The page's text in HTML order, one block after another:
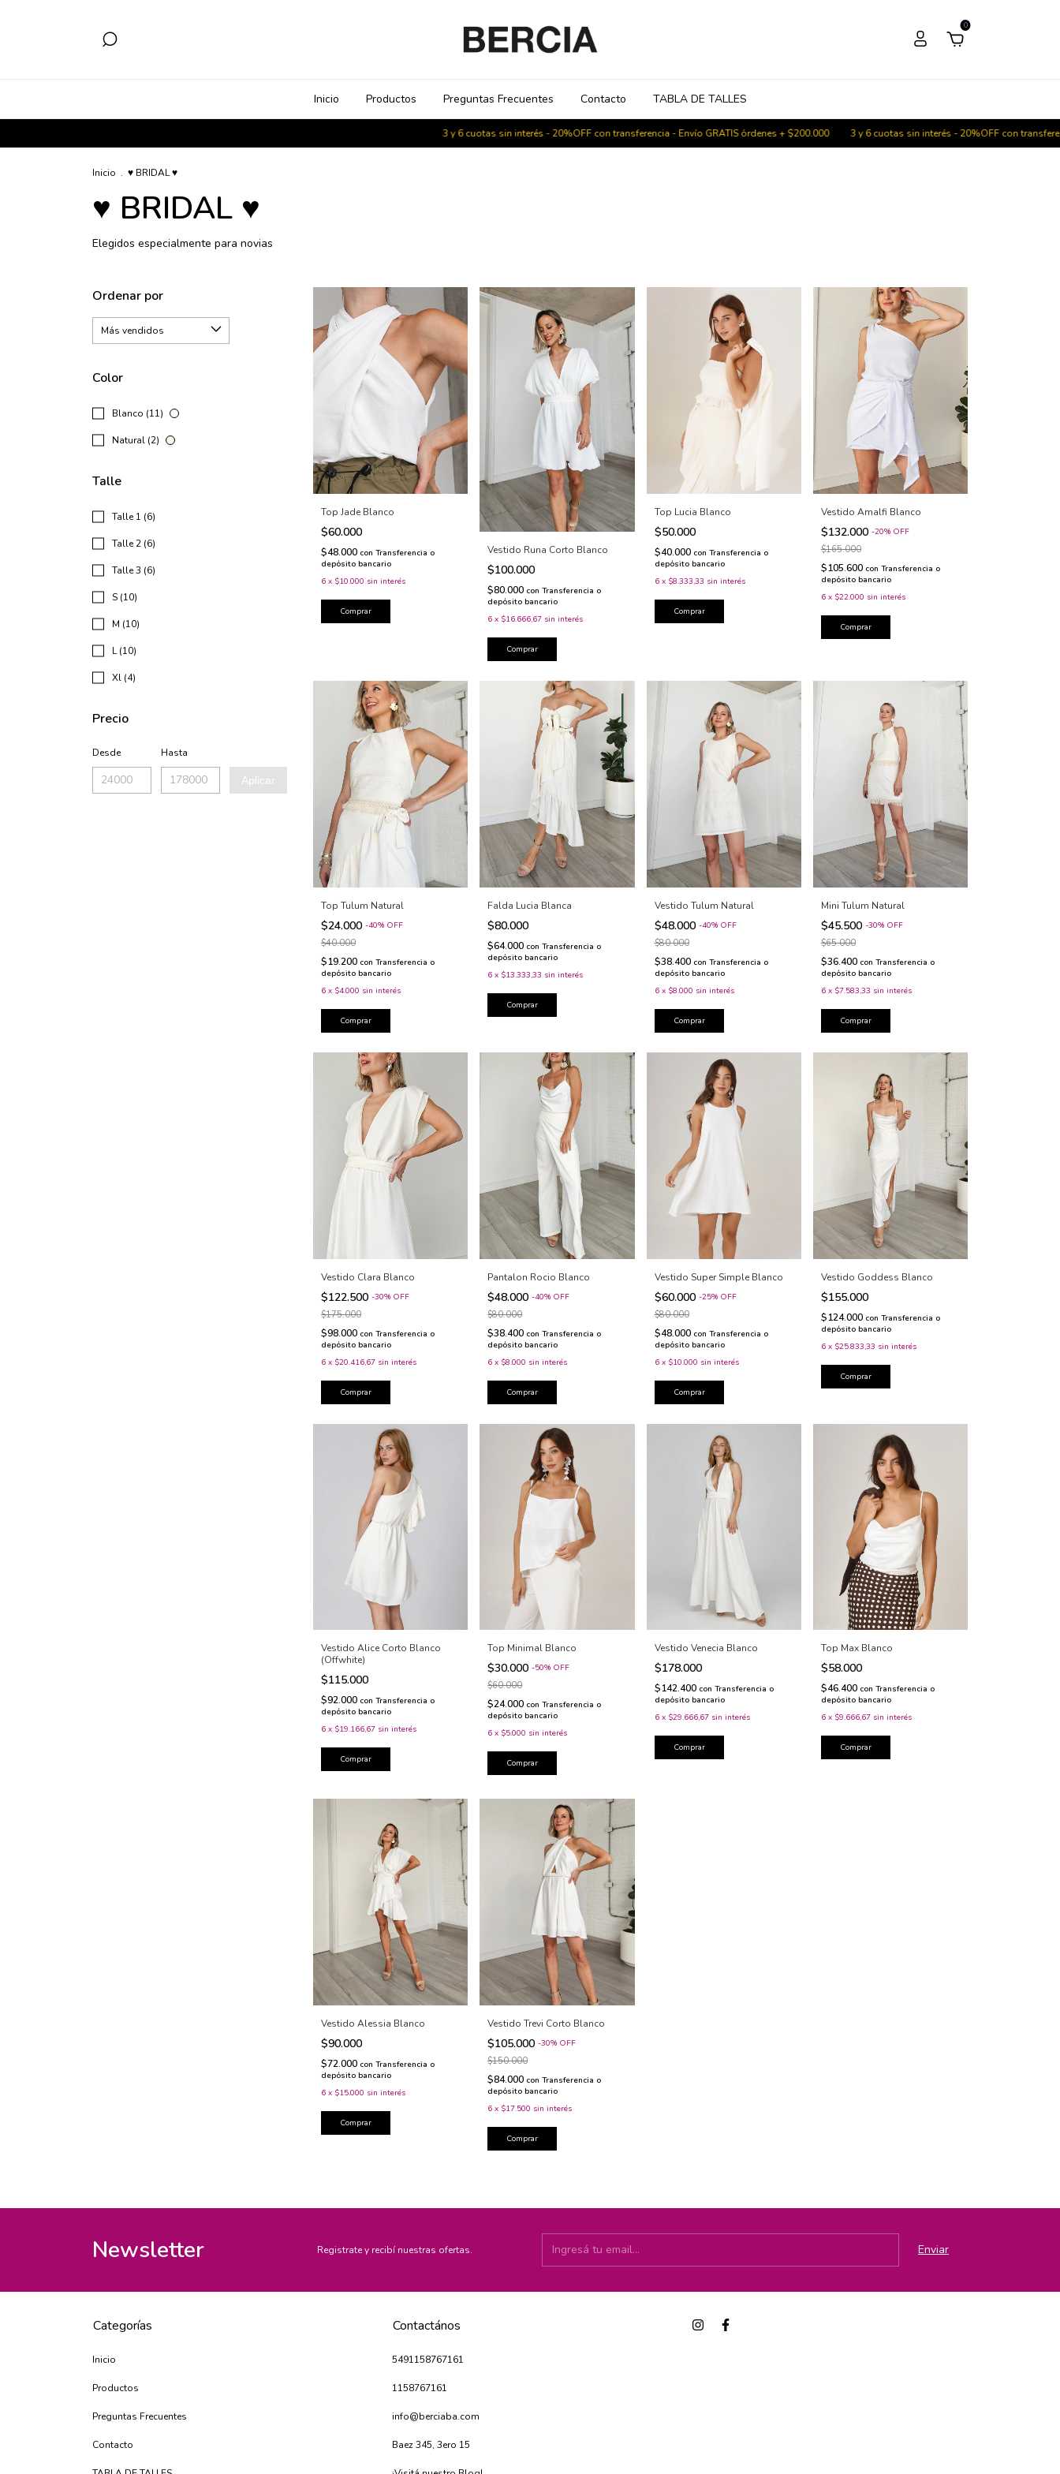
0
Inicio Productos Preguntas Frecuentes Contacto TABLA DE TALLES
3 y 6 cuotas sin interés - 20%OFF con transferencia - Envío GRATIS órdenes + $200.000 3 y 6 cuotas sin interés - 20%OFF con transferencia -
Inicio . ♥ BRIDAL ♥
♥ BRIDAL ♥
Elegidos especialmente para novias
Ordenar por
Color
Blanco (11)
Natural (2)
Talle
Talle 1 (6)
Talle 2 (6)
Talle 3 (6)
S (10)
M (10)
L (10)
Xl (4)
Precio
Desde Hasta
Aplicar
Top Jade Blanco
$60.000
$48.000 con Transferencia o
depósito bancario
6 x $10.000 sin interés
Comprar
Vestido Runa Corto Blanco
$100.000
$80.000 con Transferencia o
depósito bancario
6 x $16.666,67 sin interés
Comprar
Top Lucia Blanco
$50.000
$40.000 con Transferencia o
depósito bancario
6 x $8.333,33 sin interés
Comprar
Vestido Amalfi Blanco
$132.000 -20% OFF
$165.000
$105.600 con Transferencia o
depósito bancario
6 x $22.000 sin interés
Comprar
Top Tulum Natural
$24.000 -40% OFF
$40.000
$19.200 con Transferencia o
depósito bancario
6 x $4.000 sin interés
Comprar
Falda Lucia Blanca
$80.000
$64.000 con Transferencia o
depósito bancario
6 x $13.333,33 sin interés
Comprar
Vestido Tulum Natural
$48.000 -40% OFF
$80.000
$38.400 con Transferencia o
depósito bancario
6 x $8.000 sin interés
Comprar
Mini Tulum Natural
$45.500 -30% OFF
$65.000
$36.400 con Transferencia o
depósito bancario
6 x $7.583,33 sin interés
Comprar
Vestido Clara Blanco
$122.500 -30% OFF
$175.000
$98.000 con Transferencia o
depósito bancario
6 x $20.416,67 sin interés
Comprar
Pantalon Rocio Blanco
$48.000-40% OFF
$80.000
$38.400 con Transferencia o
depósito bancario
6 x $8.000 sin interés
Comprar
Vestido Super Simple Blanco
$60.000 -25% OFF
$80.000
$48.000 con Transferencia o
depósito bancario
6 x $10.000 sin interés
Comprar
Vestido Goddess Blanco
$155.000
$124.000 con Transferencia o
depósito bancario
6 x $25.833,33 sin interés
Comprar
Vestido Alice Corto Blanco
(Offwhite)
$115.000
$92.000 con Transferencia o
depósito bancario
6 x $19.166,67 sin interés
Comprar
Top Minimal Blanco
$30.000-50% OFF
$60.000
$24.000 con Transferencia o
depósito bancario
6 x $5.000 sin interés
Vestido Venecia Blanco
$178.000
$142.400 con Transferencia o
depósito bancario
6 x $29.666,67 sin interés
Comprar
Top Max Blanco
$58.000
$46.400 con Transferencia o
depósito bancario
6 x $9.666,67 sin interés
Comprar
Vestido Alessia Blanco
$90.000
$72.000 con Transferencia o
depósito bancario
6 x $15.000 sin interés
Comprar
Vestido Trevi Corto Blanco
$105.000-30% OFF
$150.000
$84.000 con Transferencia o
depósito bancario
6 x $17.500 sin interés
Comprar
Newsletter Registrate y recibí nuestras ofertas.
Categorías
Inicio
Productos
Preguntas Frecuentes
Contacto
Contactános
5491158767161
1158767161
info@berciaba.com
Baez 345, 3ero 15